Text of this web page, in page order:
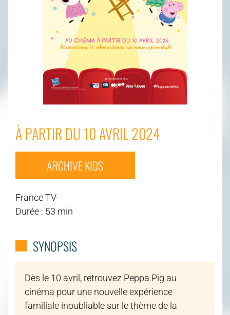
À PARTIR DU 10 AVRIL 2024
ARCHIVE KIDS
France TV
Durée : 53 min
SYNOPSIS
Dès le 10 avril, retrouvez Peppa Pig au
cinéma pour une nouvelle expérience
familiale inoubliable sur le thème de la